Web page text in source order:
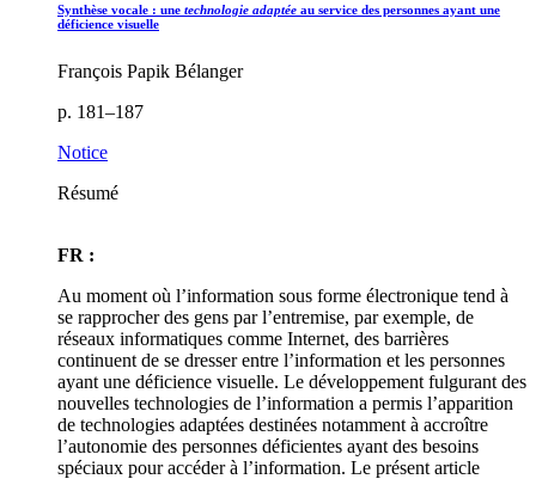
Synthèse vocale : une technologie adaptée au service des personnes ayant une
déficience visuelle
François Papik Bélanger
p. 181–187
Notice
Résumé
FR :
Au moment où l’information sous forme électronique tend à
se rapprocher des gens par l’entremise, par exemple, de
réseaux informatiques comme Internet, des barrières
continuent de se dresser entre l’information et les personnes
ayant une déficience visuelle. Le développement fulgurant des
nouvelles technologies de l’information a permis l’apparition
de technologies adaptées destinées notamment à accroître
l’autonomie des personnes déficientes ayant des besoins
spéciaux pour accéder à l’information. Le présent article